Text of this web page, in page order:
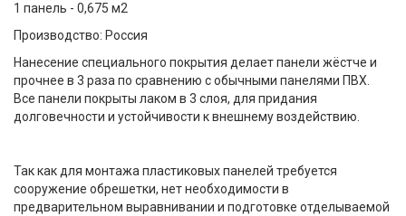
1 панель - 0,675 м2
Производство: Россия
Нанесение специального покрытия делает панели жёстче и
прочнее в 3 раза по сравнению с обычными панелями ПВХ.
Все панели покрыты лаком в 3 слоя, для придания
долговечности и устойчивости к внешнему воздействию.
Так как для монтажа пластиковых панелей требуется
сооружение обрешетки, нет необходимости в
предварительном выравнивании и подготовке отделываемой